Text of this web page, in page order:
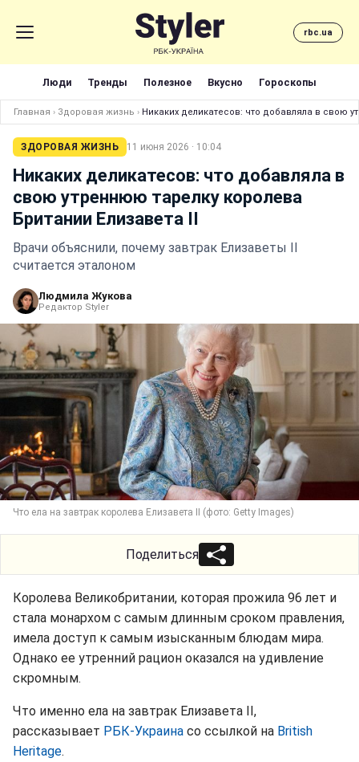
rbc.ua
Люди Тренды Полезное Вкусно Гороскопы
Главная › Здоровая жизнь › Никаких деликатесов: что добавляла в свою
ЗДОРОВАЯ ЖИЗНЬ 11 июня 2026 · 10:04
Никаких деликатесов: что добавляла в
свою утреннюю тарелку королева
Британии Елизавета II
Врачи объяснили, почему завтрак Елизаветы II
считается эталоном
Людмила Жукова
Редактор Styler
Что ела на завтрак королева Елизавета II (фото: Getty Images)
Поделиться
Королева Великобритании, которая прожила 96 лет и
стала монархом с самым длинным сроком правления,
имела доступ к самым изысканным блюдам мира.
Однако ее утренний рацион оказался на удивление
скромным.
Что именно ела на завтрак Елизавета II,
рассказывает РБК-Украина со ссылкой на British
Heritage.